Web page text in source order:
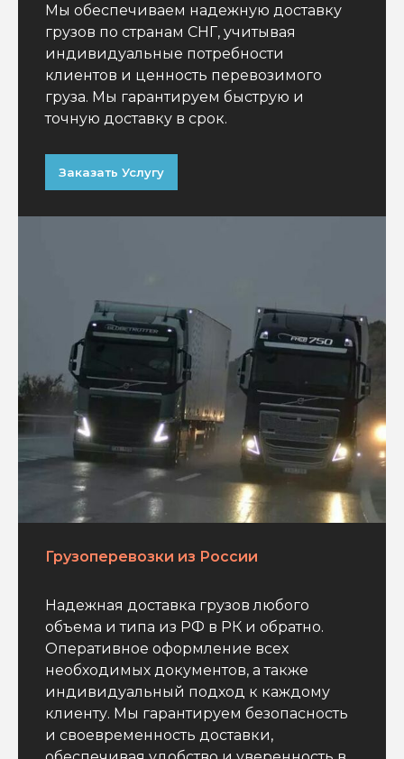
Мы обеспечиваем надежную доставку
грузов по странам СНГ, учитывая
индивидуальные потребности
клиентов и ценность перевозимого
груза. Мы гарантируем быструю и
точную доставку в срок.
Заказать Услугу
Грузоперевозки из России
Надежная доставка грузов любого
объема и типа из РФ в РК и обратно.
Оперативное оформление всех
необходимых документов, а также
индивидуальный подход к каждому
клиенту. Мы гарантируем безопасность
и своевременность доставки,